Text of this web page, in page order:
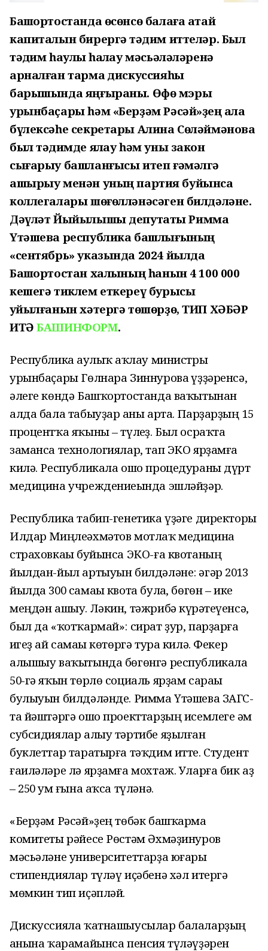
Башҡортостанда өсөнсө балаға атай
капиталын бирергә тәҡдим иттеләр. Был
тәҡдим һаулыҡ һаҡлау мәсьәләләренә
арналған тармаҡ дискуссияһы
барышында яңғыраны. Өфө мэры
урынбаҫары һәм «Берҙәм Рәсәй»ҙең ҡала
бүлексәһе секретары Алина Сөләймәнова
был тәҡдимде яҡлау һәм уны закон
сығарыу башланғысы итеп ғәмәлгә
ашырыу менән уның партия буйынса
коллегалары шөғөлләнәсәген билдәләне.
Дәүләт Йыйылышы депутаты Римма
Үтәшева республика башлығының
«сентябрь» указында 2024 йылда
Башҡортостан халҡының һанын 4 100 000
кешегә тиклем еткереү бурысы
ҡуйылғанын хәтергә төшөрҙө, ТИП ХӘБӘР
ИТӘБАШИНФОРМ.
Республика һаулыҡ һаҡлау министры
урынбаҫары Гөлнара Зиннурова һүҙҙәренсә,
әлеге көндә Башҡортостанда ваҡытынан
алда бала табыуҙар һаны арта. Парҙарҙың 15
процентҡа яҡыны – түлһеҙ. Был осраҡта
заманса технологиялар, тап ЭКО ярҙамға
килә. Республикала ошо процедураны дүрт
медицина учреждениеһында эшләйҙәр.
Республика табип-генетика үҙәге директоры
Илдар Миңлеәхмәтов мотлаҡ медицина
страховкаһы буйынса ЭКО-ға квотаның
йылдан-йыл артыуын билдәләне: әгәр 2013
йылда 300 самаһы квота булһа, бөгөн – ике
меңдән ашыу. Ләкин, тәжрибә күрһәтеүенсә,
был да «ҡотҡармай»: сират ҙур, парҙарға
һигеҙ ай самаһы көтөргә тура килә. Фекер
алышыу ваҡытында бөгөнгә республикала
50-гә яҡын төрлө социаль ярҙам сараһы
булыуын билдәләнде. Римма Үтәшева ЗАГС-
та йәштәргә ошо проекттарҙың исемлеге һәм
субсидиялар алыу тәртибе яҙылған
буклеттар таратырға тәҡдим итте. Студент
ғаиләләре лә ярҙамға мохтаж. Уларға бик аҙ
– 250 һум ғына аҡса түләнә.
«Берҙәм Рәсәй»ҙең төбәк башҡарма
комитеты рәйесе Рөстәм Әхмәҙинуров
мәсьәләне университеттарҙа юғары
стипендиялар түләү иҫәбенә хәл итергә
мөмкин тип иҫәпләй.
Дискуссияла ҡатнашыусылар балаларҙың
һанына ҡарамайынса пенсия түләүҙәрен